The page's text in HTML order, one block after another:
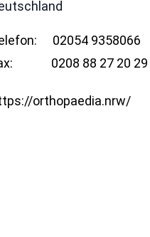
02054 9358066
0208 88 27 20 29
orthopaedia.nrw/